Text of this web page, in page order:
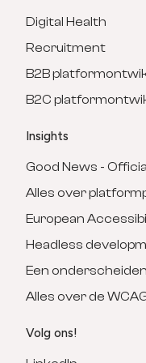
Digital Health
Recruitment
B2B
B2C
Insights
Good News -
Alles over
European
Headless
Een
Alles over de
Volg ons!